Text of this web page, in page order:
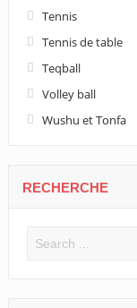
Tennis
Tennis de table
Teqball
Volley ball
Wushu et Tonfa
RECHERCHE